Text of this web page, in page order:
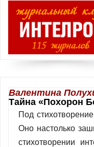
Валентина
Тайна «Похорон
Под
Оно настолько
стихотворении